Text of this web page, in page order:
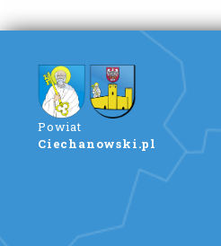
Powiat
Ciechanowski.pl